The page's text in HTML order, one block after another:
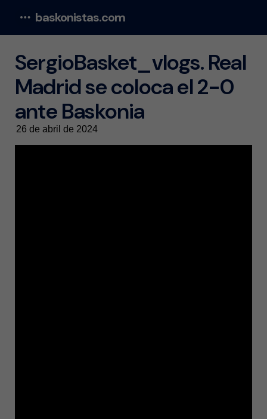
baskonistas.com
SergioBasket_vlogs. Real
Madrid se coloca el 2-0
ante Baskonia
26 de abril de 2024